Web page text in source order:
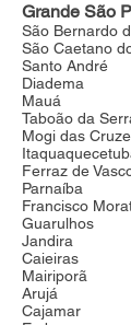
Grande São
São Bernardo
São Caetano
Santo André
Diadema
Mauá
Taboão da
Mogi das
Ferraz de
Parnaíba
Francisco
Guarulhos
Jandira
Caieiras
Mairiporã
Arujá
Cajamar